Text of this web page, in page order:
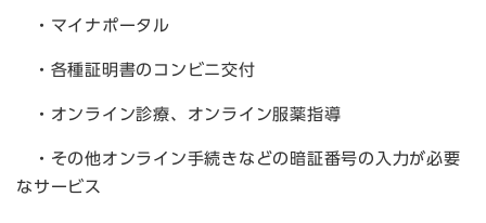
・マイナポータル
・各種証明書のコンビニ交付
・オンライン診療、オンライン服薬指導
・その他オンライン手続きなどの暗証番号の入力が必要
なサービス